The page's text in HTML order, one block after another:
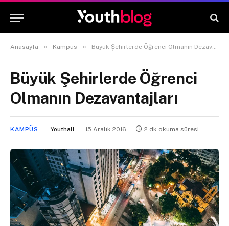
Anasayfa » Kampüs » Büyük Şehirlerde Öğrenci Olmanın Dezavantajları
Büyük Şehirlerde Öğrenci
Olmanın Dezavantajları
KAMPÜS Youthall 15 Aralık 2016 2 dk okuma süresi